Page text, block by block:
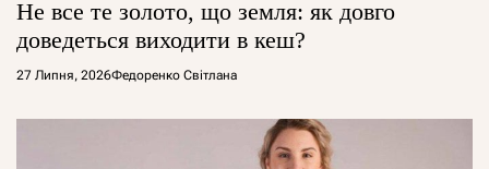
Не все те золото, що земля: як довго
доведеться виходити в кеш?
27 Липня, 2026Федоренко Світлана